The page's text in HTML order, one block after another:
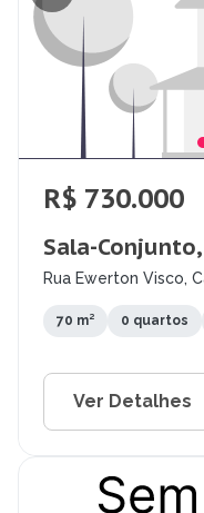
R$ 730.000
Sala-
Rua Ewerton Visco,
70 m² 0 quartos
Ver Detalhes